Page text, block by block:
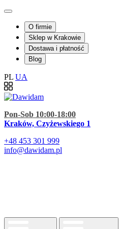
O firmie
Sklep w Krakowie
Dostawa i płatność
Blog
PL UA
Pon-Sob 10:00-18:00
Kraków, Czyżewskiego 1
+48 453 301 999
info@dawidam.pl